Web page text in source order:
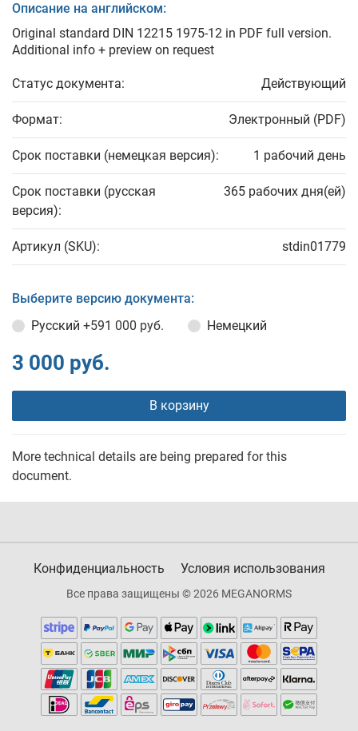
Описание на английском:
Original standard DIN 12215 1975-12 in PDF full version.
Additional info + preview on request
Статус документа: Действующий
Формат: Электронный (PDF)
Срок поставки (немецкая версия): 1 рабочий день
Срок поставки (русская
версия):
365 рабочих дня(ей)
Артикул (SKU): stdin01779
Выберите версию документа:
Русский +591 000 руб. Немецкий
3 000 руб.
В корзину
More technical details are being prepared for this
document.
Конфиденциальность Условия использования
Все права защищены © 2026 MEGANORMS